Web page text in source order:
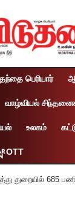
தந்தை பெரியார்
வாழ்வியல்
உலகம்
OTT
துறையில் 685